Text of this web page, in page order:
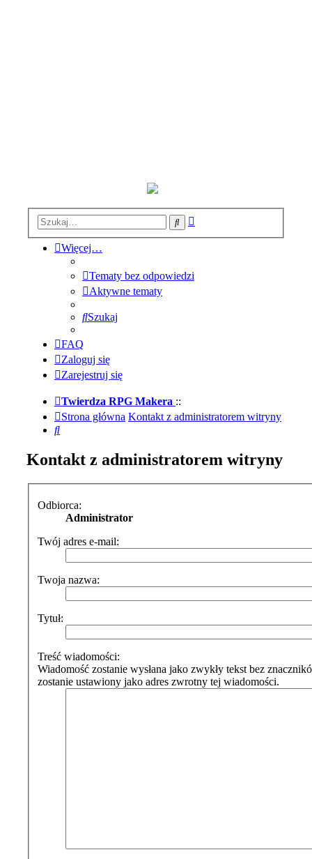
Szukaj
Więcej…
Tematy bez odpowiedzi
Aktywne tematy
Szukaj
FAQ
Zaloguj się
Zarejestruj się
Twierdza RPG Makera ::
Strona główna Kontakt z administratorem witryny
Szukaj
Kontakt z administratorem witryny
Odbiorca:
Administrator
Twój adres e-mail:
Twoja nazwa:
Tytuł:
Treść wiadomości:
Wiadomość zostanie wysłana jako zwykły tekst bez
zostanie ustawiony jako adres zwrotny tej wiadomości.